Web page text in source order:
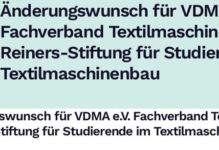
Änderungswunsch für
Fachverband
Reiners-Stiftung für
Textilmaschinenbau
für VDMA e.V. Fachverband
für Studierende im